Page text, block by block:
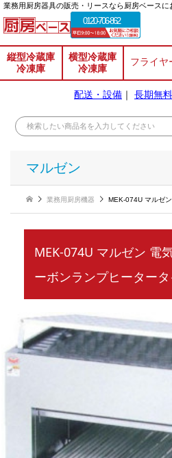
業務⽤厨房器具の販売・リースなら厨房ベースに
0120-706-862
縦型冷蔵庫
冷凍庫
横型冷蔵庫
冷凍庫
フライヤ
配送・設備 ｜ 長期無
マルゼン
業務用厨房機器 MEK-074U マルゼン 電気
MEK-074U マルゼン 電
ーボンランプヒーター